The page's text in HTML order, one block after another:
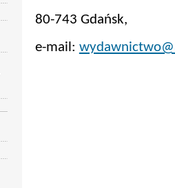
80-743 Gdańsk,
e-mail: